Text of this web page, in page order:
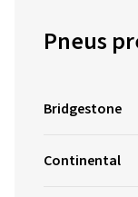
Pneus
Bridgestone
Continental